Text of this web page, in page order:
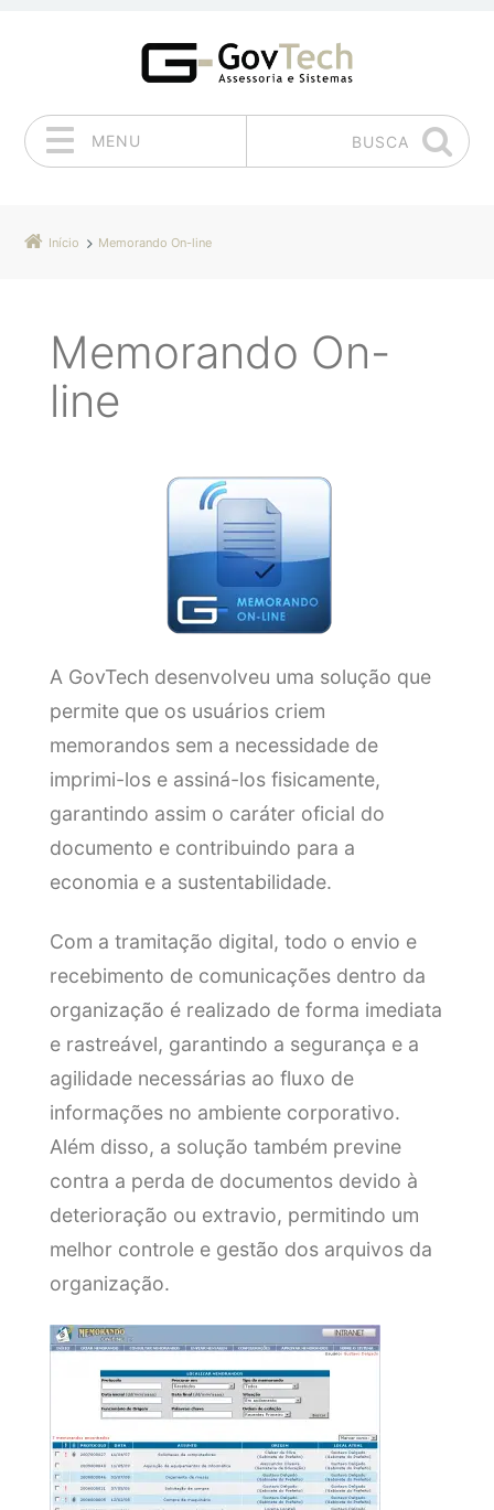
MENU BUSCA
Início Memorando On-line
Memorando On-
line
A GovTech desenvolveu uma solução que
permite que os usuários criem
memorandos sem a necessidade de
imprimi-los e assiná-los fisicamente,
garantindo assim o caráter oficial do
documento e contribuindo para a
economia e a sustentabilidade.
Com a tramitação digital, todo o envio e
recebimento de comunicações dentro da
organização é realizado de forma imediata
e rastreável, garantindo a segurança e a
agilidade necessárias ao fluxo de
informações no ambiente corporativo.
Além disso, a solução também previne
contra a perda de documentos devido à
deterioração ou extravio, permitindo um
melhor controle e gestão dos arquivos da
organização.